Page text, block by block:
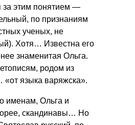
за этим понятием —
по признаниям
ученых, не
Хотя… Известна его
знаменитая Ольга.
родом из
языка варяжска».
именам, Ольга и
скандинавы… Но